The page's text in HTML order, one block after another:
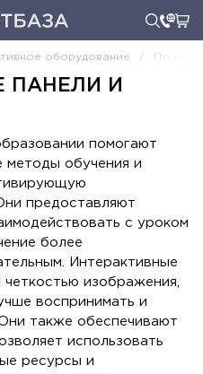
оборудование / По
ПАНЕЛИ И
помогают
методы обучения и
предоставляют
с уроком
более
Интерактивные
изображения,
воспринимать и
также обеспечивают
использовать
ресурсы и